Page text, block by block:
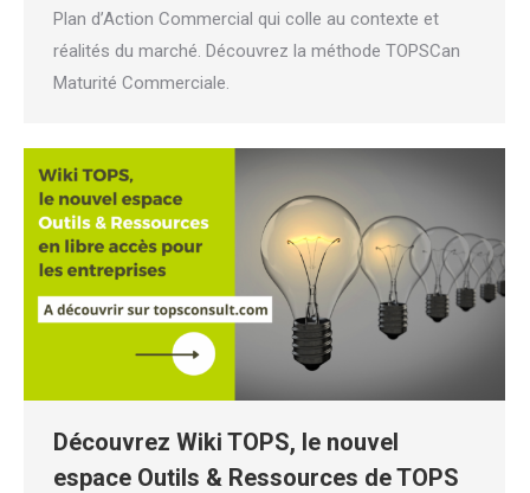
Plan d’Action Commercial qui colle au contexte et
réalités du marché. Découvrez la méthode TOPSCan
Maturité Commerciale.
Découvrez Wiki TOPS, le nouvel
espace Outils & Ressources de TOPS